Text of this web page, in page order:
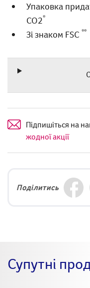
Упаковка
CO2*
Зі знаком FSC **
Підпишіться на
жодної акції
Поділитись
Супутні